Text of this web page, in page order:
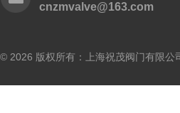
cnzmvalve@163.com
© 2026 版权所有：上海祝茂阀门有限公